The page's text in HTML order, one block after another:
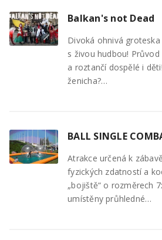
Balkan's not Dead
Divoká ohnivá
s živou hudbou!
a roztančí dospělé i
ženicha?…
BALL SINGLE
Atrakce určená k
fyzických zdatností a
„bojiště“ o rozměrech
umístěny průhledné…